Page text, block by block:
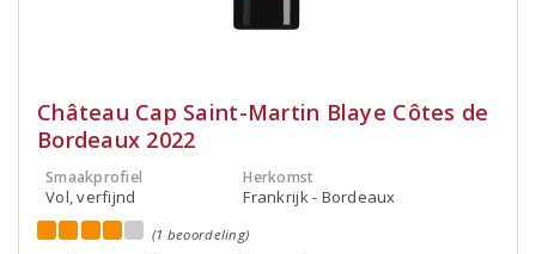
Château Cap Saint-Martin Blaye Côtes de
Bordeaux 2022
Smaakprofiel
Vol, verfijnd
Herkomst
Frankrijk - Bordeaux
(1 beoordeling)